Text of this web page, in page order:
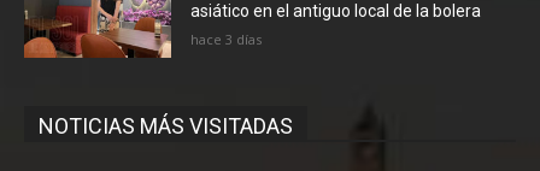
asiático en el antiguo local de la bolera
hace 3 días
NOTICIAS MÁS VISITADAS